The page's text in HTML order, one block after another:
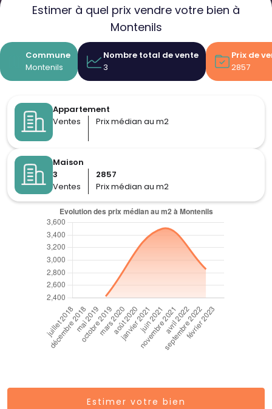
Estimer à quel prix vendre votre bien à
Montenils
Commune
Montenils
Nombre total de vente
3
Prix de
2857
Appartement
Ventes
Prix médian au m2
Maison
3
Ventes
2857
Prix médian au m2
Estimer votre bien